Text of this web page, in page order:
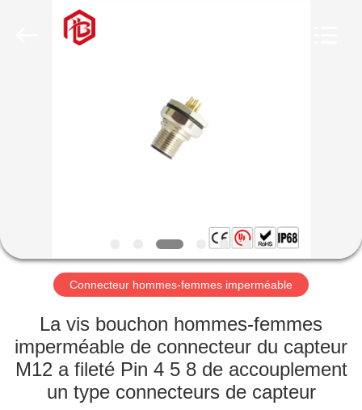
DE
NOUS
VISITE
D'USINE
CONTRÔLE
Connecteur hommes-femmes imperméable
La vis bouchon hommes-femmes
imperméable de connecteur du capteur
M12 a fileté Pin 4 5 8 de accouplement
un type connecteurs de capteur